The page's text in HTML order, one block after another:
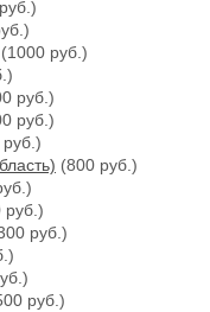
(1000 руб.)
руб.)
руб.)
(800 руб.)
руб.)
руб.)
руб.)